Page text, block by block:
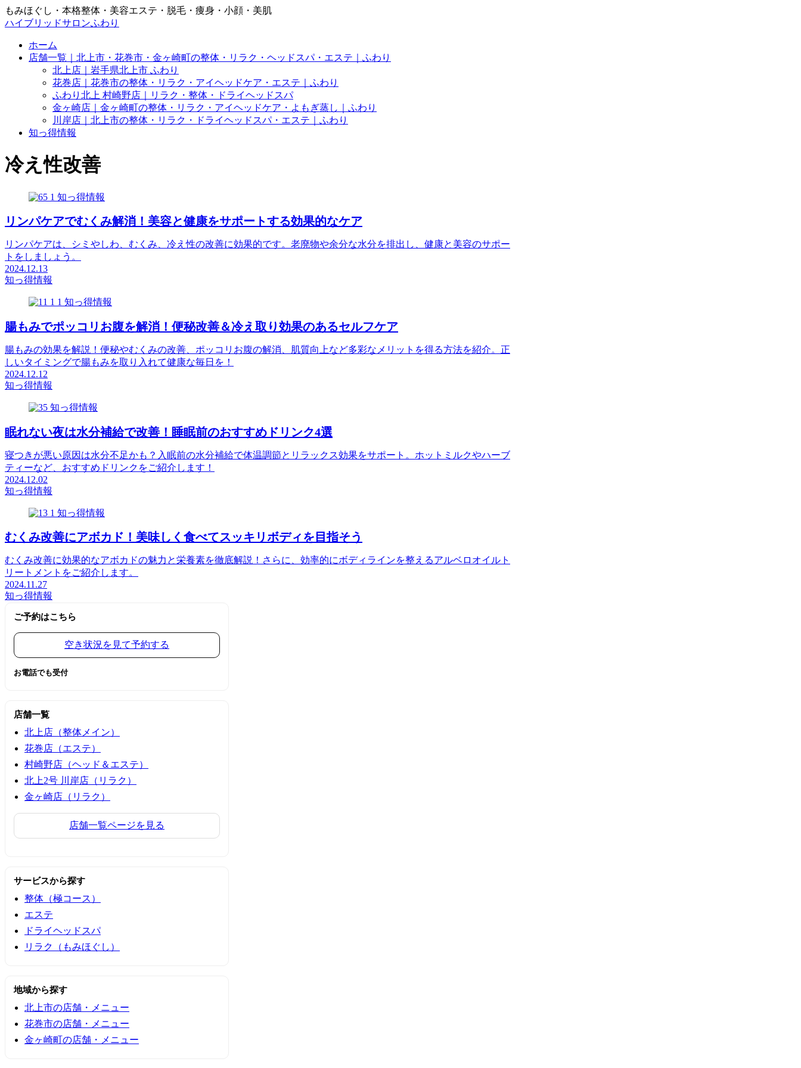
もみほぐし・本格整体・美容エステ・脱毛・痩身・小顔・美肌
ハイブリッドサロンふわり
ホーム
店舗一覧｜北上市・花巻市・金ヶ崎町の整体・リラク・ヘッドスパ・エステ｜ふわり
北上店｜岩手県北上市 ふわり
花巻店｜花巻市の整体・リラク・アイヘッドケア・エステ｜ふわり
ふわり北上 村崎野店｜リラク・整体・ドライヘッドスパ
金ヶ崎店｜金ヶ崎町の整体・リラク・アイヘッドケア・よもぎ蒸し｜ふわり
川岸店｜北上市の整体・リラク・ドライヘッドスパ・エステ｜ふわり
知っ得情報
冷え性改善
知っ得情報
リンパケアでむくみ解消！美容と健康をサポートする効果的なケア
リンパケアは、シミやしわ、むくみ、冷え性の改善に効果的です。老廃物や余分な水分を排出し、健康と美容のサポー
トをしましょう。
2024.12.13
知っ得情報
知っ得情報
腸もみでポッコリお腹を解消！便秘改善＆冷え取り効果のあるセルフケア
腸もみの効果を解説！便秘やむくみの改善、ポッコリお腹の解消、肌質向上など多彩なメリットを得る方法を紹介。正
しいタイミングで腸もみを取り入れて健康な毎日を！
2024.12.12
知っ得情報
知っ得情報
眠れない夜は水分補給で改善！睡眠前のおすすめドリンク4選
寝つきが悪い原因は水分不足かも？入眠前の水分補給で体温調節とリラックス効果をサポート。ホットミルクやハーブ
ティーなど、おすすめドリンクをご紹介します！
2024.12.02
知っ得情報
知っ得情報
むくみ改善にアボカド！美味しく食べてスッキリボディを目指そう
むくみ改善に効果的なアボカドの魅力と栄養素を徹底解説！さらに、効率的にボディラインを整えるアルベロオイルト
リートメントをご紹介します。
2024.11.27
知っ得情報
ご予約はこちら
空き状況を見て予約する
お電話でも受付
店舗一覧
北上店（整体メイン）
花巻店（エステ）
村崎野店（ヘッド＆エステ）
北上2号 川岸店（リラク）
金ヶ崎店（リラク）
店舗一覧ページを見る
サービスから探す
整体（極コース）
エステ
ドライヘッドスパ
リラク（もみほぐし）
地域から探す
北上市の店舗・メニュー
花巻市の店舗・メニュー
金ヶ崎町の店舗・メニュー